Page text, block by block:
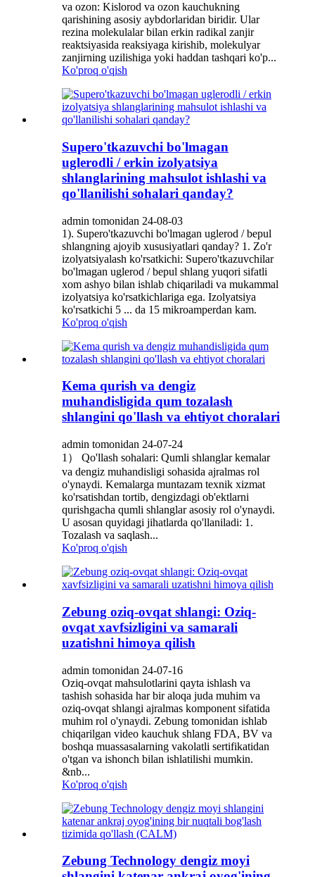
va ozon: Kislorod va ozon kauchukning
qarishining asosiy aybdorlaridan biridir. Ular
rezina molekulalar bilan erkin radikal zanjir
reaktsiyasida reaksiyaga kirishib, molekulyar
zanjirning uzilishiga yoki haddan tashqari ko'p...
Ko'proq o'qish
Supero'tkazuvchi bo'lmagan
uglerodli / erkin izolyatsiya
shlanglarining mahsulot ishlashi va
qo'llanilishi sohalari qanday?
admin tomonidan 24-08-03
1). Supero'tkazuvchi bo'lmagan uglerod / bepul
shlangning ajoyib xususiyatlari qanday? 1. Zo'r
izolyatsiyalash ko'rsatkichi: Supero'tkazuvchilar
bo'lmagan uglerod / bepul shlang yuqori sifatli
xom ashyo bilan ishlab chiqariladi va mukammal
izolyatsiya ko'rsatkichlariga ega. Izolyatsiya
ko'rsatkichi 5 ... da 15 mikroamperdan kam.
Ko'proq o'qish
Kema qurish va dengiz
muhandisligida qum tozalash
shlangini qo'llash va ehtiyot choralari
admin tomonidan 24-07-24
1） Qo'llash sohalari: Qumli shlanglar kemalar
va dengiz muhandisligi sohasida ajralmas rol
o'ynaydi. Kemalarga muntazam texnik xizmat
ko'rsatishdan tortib, dengizdagi ob'ektlarni
qurishgacha qumli shlanglar asosiy rol o'ynaydi.
U asosan quyidagi jihatlarda qo'llaniladi: 1.
Tozalash va saqlash...
Ko'proq o'qish
Zebung oziq-ovqat shlangi: Oziq-
ovqat xavfsizligini va samarali
uzatishni himoya qilish
admin tomonidan 24-07-16
Oziq-ovqat mahsulotlarini qayta ishlash va
tashish sohasida har bir aloqa juda muhim va
oziq-ovqat shlangi ajralmas komponent sifatida
muhim rol o'ynaydi. Zebung tomonidan ishlab
chiqarilgan video kauchuk shlang FDA, BV va
boshqa muassasalarning vakolatli sertifikatidan
o'tgan va ishonch bilan ishlatilishi mumkin.
&nb...
Ko'proq o'qish
Zebung Technology dengiz moyi